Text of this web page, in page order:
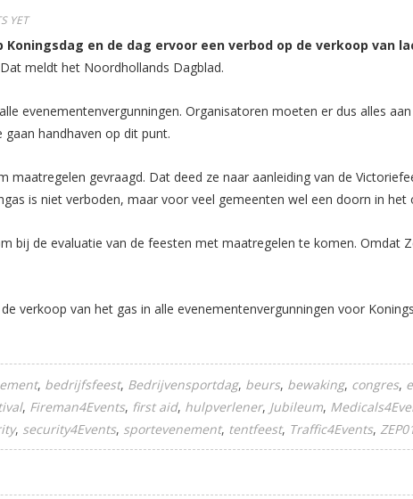
YET
en de dag ervoor een verbod op de verkoop van
Dat meldt het Noordhollands Dagblad.
evenementenvergunningen. Organisatoren moeten er dus alles
handhaven op dit punt.
gevraagd. Dat deed ze naar aanleiding van de
is niet verboden, maar voor veel gemeenten wel een doorn in het
bij de evaluatie van de feesten met maatregelen te komen. Omdat
verkoop van het gas in alle evenementenvergunningen voor
bedrijfsfeest Bedrijvensportdag beurs bewaking congres
Fireman4Events first aid hulpverlener Jubileum
security4Events sportevenement tentfeest Traffic4Events